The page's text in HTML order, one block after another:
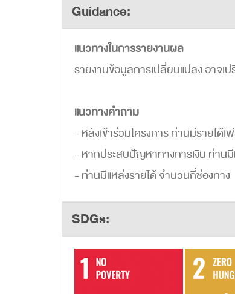
Guidance:
แนวทางในการรายงานผล
รายงานข้อมูลการเปลี่ยนแปลง อาจเ
แนวทางคำถาม
- หลังเข้าร่วมโครงการ ท่านมีรายได้
- หากประสบปัญหาทางการเงิน ท่านมี
- ท่านมีแหล่งรายได้ จำนวนกี่ช่องทาง
SDGs: